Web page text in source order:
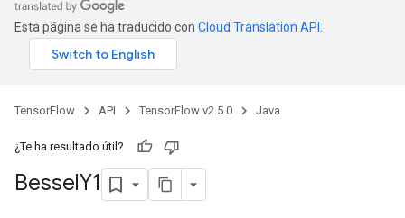
Esta página se ha traducido con Cloud Translation API
TensorFlow API TensorFlow v2.5.0 Java
¿Te ha resultado útil?
BesselY1